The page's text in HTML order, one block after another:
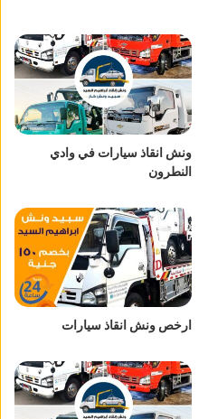
ونش انقاذ سيارات في وادي
النطرون
ارخص ونش انقاذ سيارات